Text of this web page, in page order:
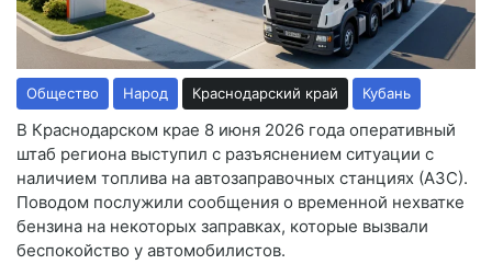
Общество Народ Краснодарский край Кубань
В Краснодарском крае 8 июня 2026 года оперативный
штаб региона выступил с разъяснением ситуации с
наличием топлива на автозаправочных станциях (АЗС).
Поводом послужили сообщения о временной нехватке
бензина на некоторых заправках, которые вызвали
беспокойство у автомобилистов.